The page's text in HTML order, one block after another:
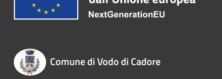
Comune di Vodo di Cadore